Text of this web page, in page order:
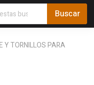
Y TORNILLOS PARA